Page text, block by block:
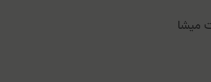
میشا